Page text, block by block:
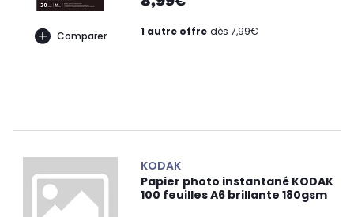
Comparer 1 autre offre dès 7,99€
KODAK
Papier photo instantané KODAK
100 feuilles A6 brillante 180gsm